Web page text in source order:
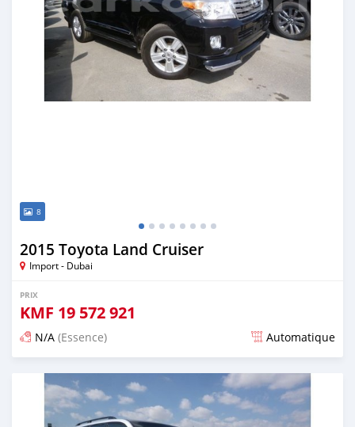
8
2015 Toyota Land Cruiser
Import - Dubai
PRIX
KMF 19 572 921
N/A (Essence) Automatique
Publié il y a environ 7 ans